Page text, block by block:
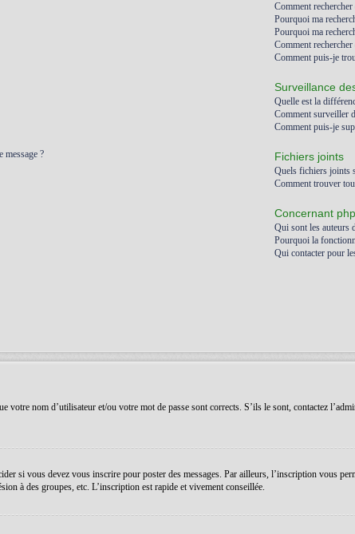
message ?
Comment
Pourquoi ma
Pourquoi ma
Comment rechercher
Comment puis-je
Surveillance
Quelle est la
Comment surveiller
Comment puis-je
Fichiers joints
Quels fichiers joints
Comment trouver
Concernant
Qui sont les auteurs
Pourquoi la
Qui contacter pour
votre nom d’utilisateur et/ou votre mot de passe sont corrects. S’ils le sont, contactez
si vous devez vous inscrire pour poster des messages. Par ailleurs, l’inscription vous
à des groupes, etc. L’inscription est rapide et vivement conseillée.